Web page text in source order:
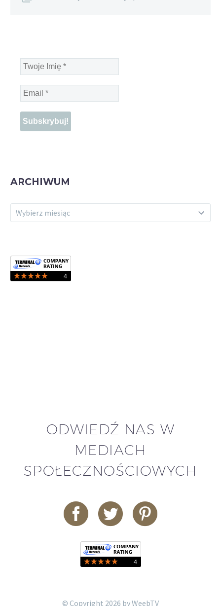
Twoje
Imię
*
Email
*
ARCHIWUM
ARCHIWUM
Wybierz miesiąc
ODWIEDŹ NAS W
MEDIACH
SPOŁECZNOŚCIOWYCH
© Copyright 2026 by WeebTV